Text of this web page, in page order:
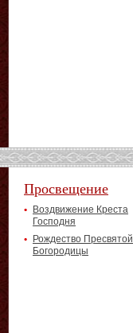
Просвещение
Воздвижение Креста
Господня
Рождество Пресвятой
Богородицы